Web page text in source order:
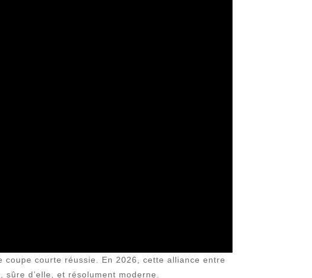
coupe courte réussie. En 2026, cette alliance entre
d’elle, et résolument moderne.